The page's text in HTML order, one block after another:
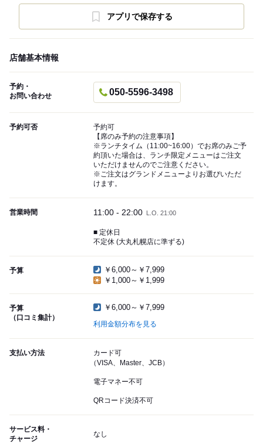
アプリで保存する
店舗基本情報
予約・
お問い合わせ
050-5596-3498
予約可否
予約可
【席のみ予約の注意事項】
※ランチタイム（11:00~16:00）でお席のみご予
約頂いた場合は、ランチ限定メニューはご注文
いただけませんのでご注意ください。
※ご注文はグランドメニューよりお選びいただ
けます。
営業時間 11:00 - 22:00 L.O. 21:00
■ 定休日
不定休 (大丸札幌店に準ずる)
予算
￥6,000～￥7,999
￥1,000～￥1,999
予算
（口コミ集計）
￥6,000～￥7,999
利用金額分布を見る
支払い方法
カード可
（VISA、Master、JCB）
電子マネー不可
QRコード決済不可
サービス料・
チャージ
なし